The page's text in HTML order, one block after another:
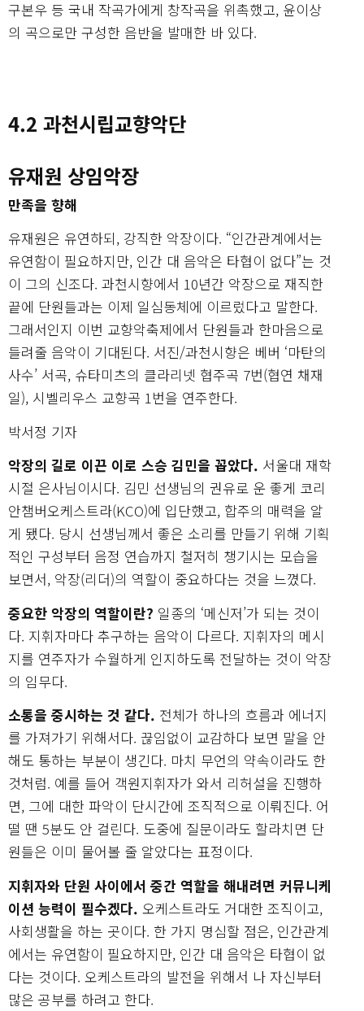
구본우 등 국내 작곡가에게 창작곡을 위촉했고, 윤이상
의 곡으로만 구성한 음반을 발매한 바 있다.
4.2 과천시립교향악단
유재원 상임악장
만족을 향해
유재원은 유연하되, 강직한 악장이다. “인간관계에서는
유연함이 필요하지만, 인간 대 음악은 타협이 없다”는 것
이 그의 신조다. 과천시향에서 10년간 악장으로 재직한
끝에 단원들과는 이제 일심동체에 이르렀다고 말한다.
그래서인지 이번 교향악축제에서 단원들과 한마음으로
들려줄 음악이 기대된다. 서진/과천시향은 베버 ‘마탄의
사수’ 서곡, 슈타미츠의 클라리넷 협주곡 7번(협연 채재
일), 시벨리우스 교향곡 1번을 연주한다.
박서정 기자
악장의 길로 이끈 이로 스승 김민을 꼽았다. 서울대 재학
시절 은사님이시다. 김민 선생님의 권유로 운 좋게 코리
안챔버오케스트라(KCO)에 입단했고, 합주의 매력을 알
게 됐다. 당시 선생님께서 좋은 소리를 만들기 위해 기획
적인 구성부터 음정 연습까지 철저히 챙기시는 모습을
보면서, 악장(리더)의 역할이 중요하다는 것을 느꼈다.
중요한 악장의 역할이란? 일종의 ‘메신저’가 되는 것이
다. 지휘자마다 추구하는 음악이 다르다. 지휘자의 메시
지를 연주자가 수월하게 인지하도록 전달하는 것이 악장
의 임무다.
소통을 중시하는 것 같다. 전체가 하나의 흐름과 에너지
를 가져가기 위해서다. 끊임없이 교감하다 보면 말을 안
해도 통하는 부분이 생긴다. 마치 무언의 약속이라도 한
것처럼. 예를 들어 객원지휘자가 와서 리허설을 진행하
면, 그에 대한 파악이 단시간에 조직적으로 이뤄진다. 어
떨 땐 5분도 안 걸린다. 도중에 질문이라도 할라치면 단
원들은 이미 물어볼 줄 알았다는 표정이다.
지휘자와 단원 사이에서 중간 역할을 해내려면 커뮤니케
이션 능력이 필수겠다. 오케스트라도 거대한 조직이고,
사회생활을 하는 곳이다. 한 가지 명심할 점은, 인간관계
에서는 유연함이 필요하지만, 인간 대 음악은 타협이 없
다는 것이다. 오케스트라의 발전을 위해서 나 자신부터
많은 공부를 하려고 한다.